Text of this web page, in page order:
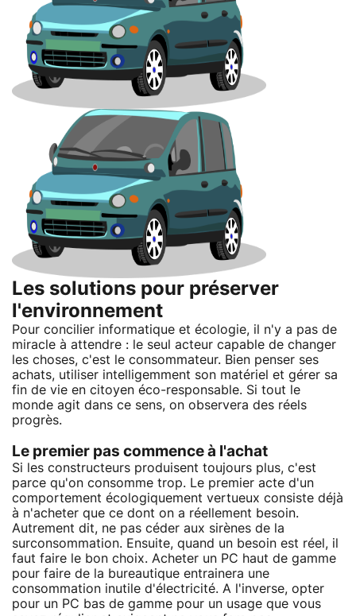
Les solutions pour préserver
l'environnement
Pour concilier informatique et écologie, il n'y a pas de
miracle à attendre : le seul acteur capable de changer
les choses, c'est le consommateur. Bien penser ses
achats, utiliser intelligemment son matériel et gérer sa
fin de vie en citoyen éco-responsable. Si tout le
monde agit dans ce sens, on observera des réels
progrès.
Le premier pas commence à l'achat
Si les constructeurs produisent toujours plus, c'est
parce qu'on consomme trop. Le premier acte d'un
comportement écologiquement vertueux consiste déjà
à n'acheter que ce dont on a réellement besoin.
Autrement dit, ne pas céder aux sirènes de la
surconsommation. Ensuite, quand un besoin est réel, il
faut faire le bon choix. Acheter un PC haut de gamme
pour faire de la bureautique entrainera une
consommation inutile d'électricité. A l'inverse, opter
pour un PC bas de gamme pour un usage que vous